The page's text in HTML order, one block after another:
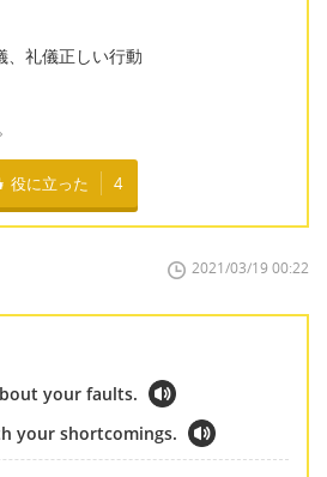
礼儀正しい行動
役に立った 4
2021/03/19 00:22
your faults.
your shortcomings.